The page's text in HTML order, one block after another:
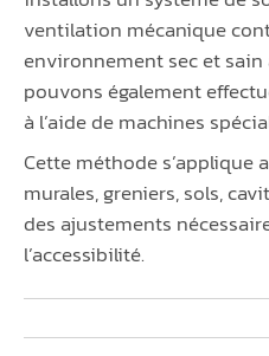
ventilation mécanique
environnement sec et sain
pouvons également
à l’aide de machines
Cette méthode s’applique
murales, greniers, sols,
des ajustements
l’accessibilité.